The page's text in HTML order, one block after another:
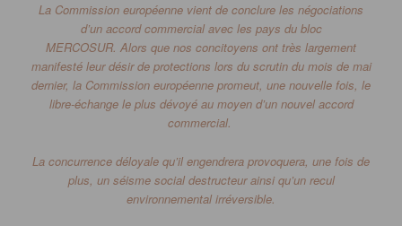
La Commission européenne vient de conclure les négociations
d’un accord commercial avec les pays du bloc
MERCOSUR. Alors que nos concitoyens ont très largement
manifesté leur désir de protections lors du scrutin du mois de mai
dernier, la Commission européenne promeut, une nouvelle fois, le
libre-échange le plus dévoyé au moyen d’un nouvel accord
commercial.
La concurrence déloyale qu’il engendrera provoquera, une fois de
plus, un séisme social destructeur ainsi qu’un recul
environnemental irréversible.